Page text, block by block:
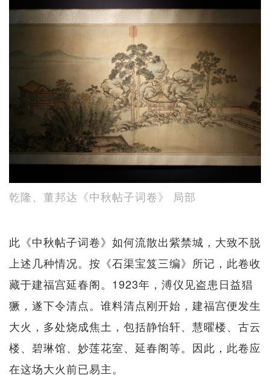
乾隆、董邦达《中秋帖子词卷》 局部
此《中秋帖子词卷》如何流散出紫禁城，大致不脱
上述几种情况。按《石渠宝笈三编》所记，此卷收
藏于建福宫延春阁。1923年，溥仪见盗患日益猖
獗，遂下令清点。谁料清点刚开始，建福宫便发生
大火，多处烧成焦土，包括静怡轩、慧曜楼、古云
楼、碧琳馆、妙莲花室、延春阁等。因此，此卷应
在这场大火前已易主。